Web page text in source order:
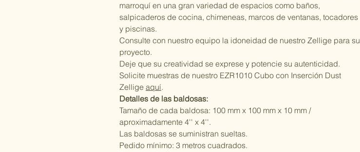
marroquí en una gran variedad de espacios como baños,
salpicaderos de cocina, chimeneas, marcos de ventanas, tocadores
y piscinas.
Consulte con nuestro equipo la idoneidad de nuestro Zellige para su
proyecto.
Deje que su creatividad se exprese y potencie su autenticidad.
Solicite muestras de nuestro EZR1010 Cubo con Inserción Dust
Zellige aquí.
Detalles de las baldosas:
Tamaño de cada baldosa: 100 mm x 100 mm x 10 mm /
aproximadamente 4'' x 4''.
Las baldosas se suministran sueltas.
Pedido mínimo: 3 metros cuadrados.